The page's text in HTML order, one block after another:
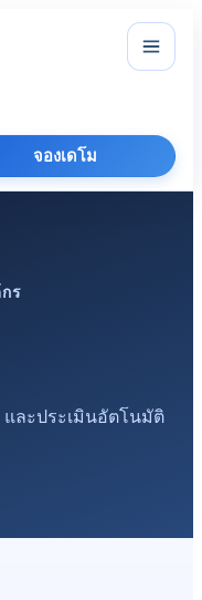
จองเดโม
ร
ละประเมินอัตโนมัติ